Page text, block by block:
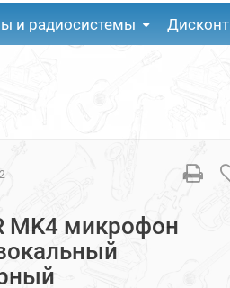
и радиосистемы Дисконт
MK4 микрофон